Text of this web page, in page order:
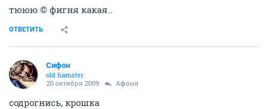
тююю © фигня какая..
ОТВЕТИТЬ
Сифон
old hamster
20 октября 2009 Aфоня
содрогнись, крошка